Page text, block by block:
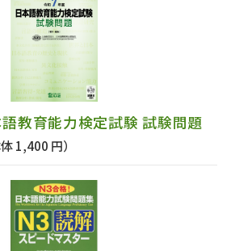
教育能力検定試験 試験問題
体 1,400 円）